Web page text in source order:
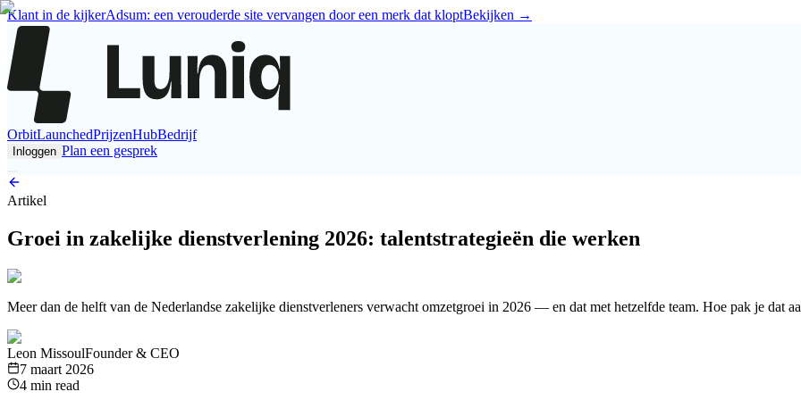
Klant in de kijkerAdsum: een verouderde site vervangen door een merk dat kloptBekijken →
OrbitLaunchedPrijzenHubBedrijf
Inloggen Plan een gesprek
Artikel
Groei in zakelijke dienstverlening 2026: talentstrategieën die werken
Meer dan de helft van de Nederlandse zakelijke dienstverleners verwacht omzetgroei in 2026 — en dat met hetzelfde team. Hoe pak je dat
Leon MissoulFounder & CEO
7 maart 2026
4 min read